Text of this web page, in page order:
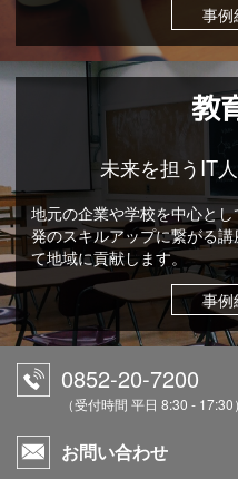
事
教
未来を担うIT
地元の企業や学校を中心と
発のスキルアップに繋がる
て地域に貢献します。
事
0852-20-7200
（受付時間 平日 8:30 - 17:30）
お問い合わせ